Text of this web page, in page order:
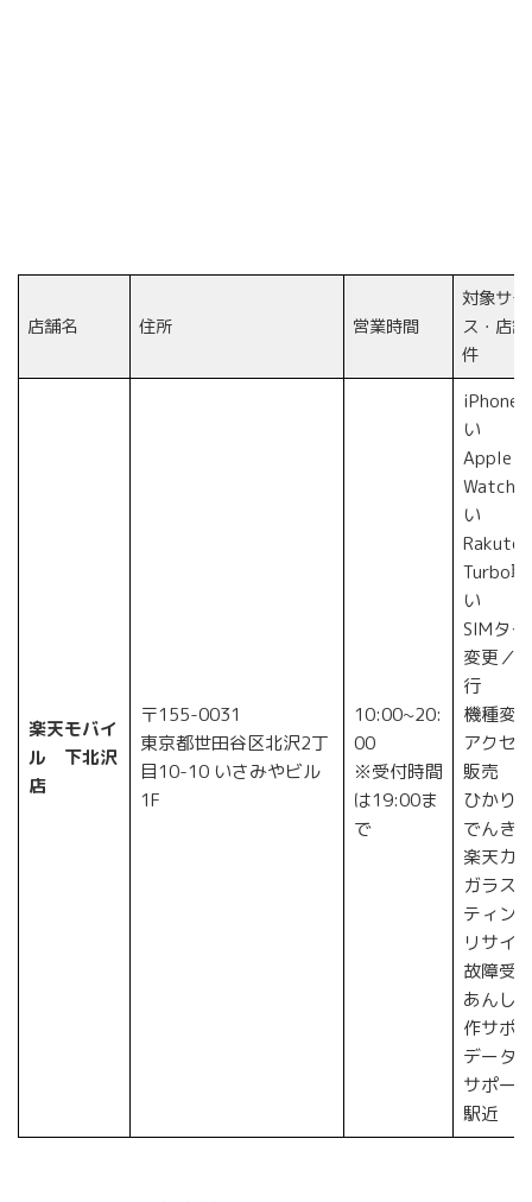
店舗名 住所 営業時間
対象サ
ス・店
件
楽天モバイ
ル 下北沢
店
〒155-0031
東京都世田谷区北沢2丁
目10-10 いさみやビル
1F
10:00~20:
00
※受付時間
は19:00ま
で
iPhone
い
Apple
Watch
い
Rakuten
Turbo
い
SIMタ
変更／
行
機種変
アクセ
販売
ひかり
でんき
楽天カ
ガラス
ティン
リサイ
故障受
あんし
作サポ
データ
サポー
駅近